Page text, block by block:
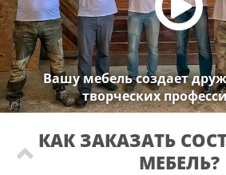
Вашу мебель создает
творческих
КАК ЗАКАЗАТЬ
МЕБЕЛЬ?